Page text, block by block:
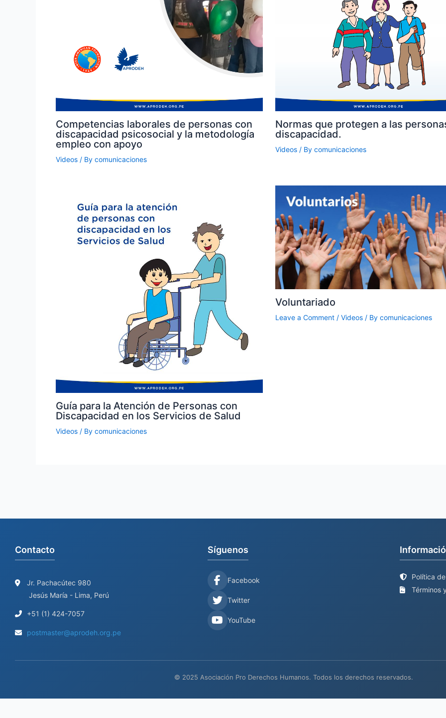
Competencias laborales de personas con
discapacidad psicosocial y la metodología
empleo con apoyo
Videos / By comunicaciones
Normas que protegen a las
discapacidad.
Videos/ By comunicaciones
Guía para la Atención de Personas con
Discapacidad en los Servicios de Salud
Videos / By comunicaciones
Voluntariado
Leave a Comment / Videos/ By comunicaciones
Contacto
Jr. Pachacútec 980
Jesús María - Lima, Perú
+51 (1) 424-7057
postmaster@aprodeh.org.pe
Síguenos
Facebook
Twitter
YouTube
Política
Términos
© 2025 Asociación Pro Derechos Humanos. Todos los derechos reservados.